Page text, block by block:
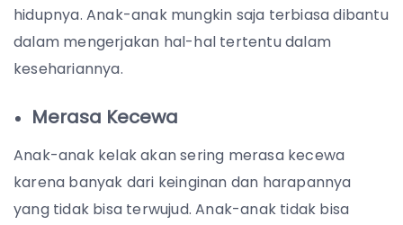
hidupnya. Anak-anak mungkin saja terbiasa dibantu
dalam mengerjakan hal-hal tertentu dalam
kesehariannya.
Merasa Kecewa
Anak-anak kelak akan sering merasa kecewa
karena banyak dari keinginan dan harapannya
yang tidak bisa terwujud. Anak-anak tidak bisa